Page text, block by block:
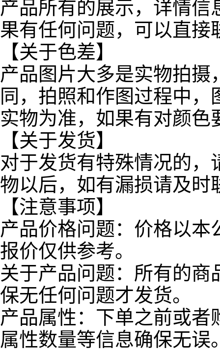
产品所有的展示，详情
果有任何问题，可以直接
【关于色差】
产品图片大多是实物拍
同，拍照和作图过程中
实物为准，如果有对颜
【关于发货】
对于发货有特殊情况的
物以后，如有漏损请及时
【注意事项】
产品价格问题：价格以
报价仅供参考。
关于产品问题：所有的
保无任何问题才发货。
产品属性：下单之前或
属性数量等信息确保无误